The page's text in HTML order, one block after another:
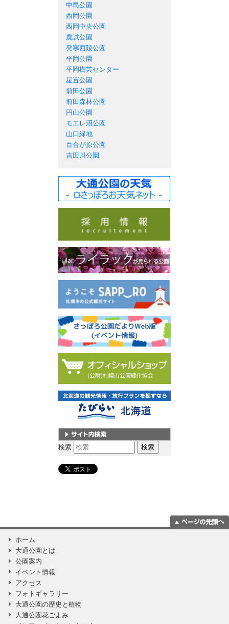
中島公園
西岡公園
西岡中央公園
農試公園
発寒西陵公園
平岡公園
平岡樹芸センター
星置公園
前田公園
前田森林公園
円山公園
モエレ沼公園
山口緑地
百合が原公園
吉田川公園
サイト内検索
検索
ホーム
大通公園とは
公園案内
イベント情報
アクセス
フォトギャラリー
大通公園の歴史と植物
大通公園花ごよみ